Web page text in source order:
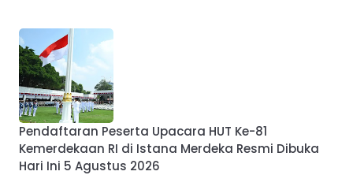
Pendaftaran Peserta Upacara HUT Ke-81
Kemerdekaan RI di Istana Merdeka Resmi Dibuka
Hari Ini 5 Agustus 2026